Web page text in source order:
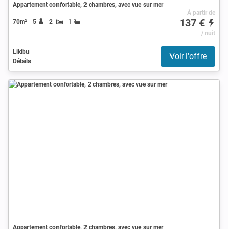
Appartement confortable, 2 chambres, avec vue sur mer
70m² 5 2 1
À partir de
137 €
/ nuit
Likibu
Détails
Voir l'offre
Appartement confortable, 2 chambres, avec vue sur mer